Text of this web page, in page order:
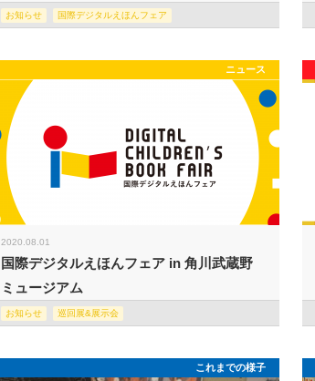
お知らせ 国際デジタルえほんフェア
ニュース
2020.08.01
国際デジタルえほんフェア in 角川武蔵野
ミュージアム
お知らせ 巡回展&展示会
これまでの様子